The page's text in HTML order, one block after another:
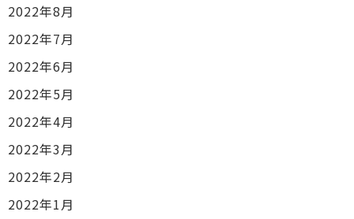
2022年8月
2022年7月
2022年6月
2022年5月
2022年4月
2022年3月
2022年2月
2022年1月